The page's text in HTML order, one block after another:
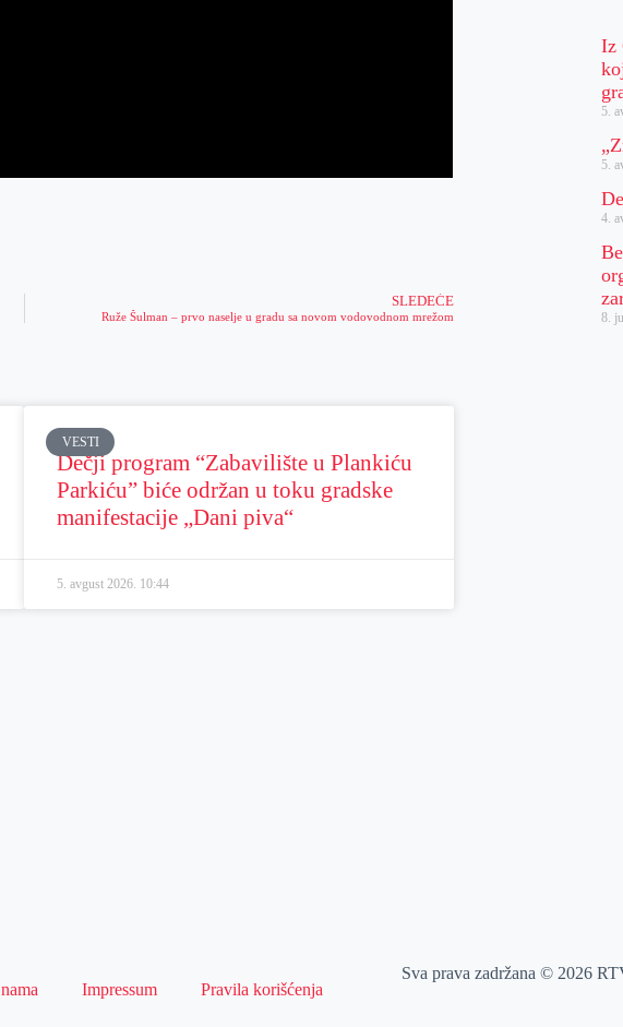
SLEDEĆE
Ruže Šulman – prvo naselje u gradu sa novom vodovodnom mrežom
VESTI
Dečji program “Zabavilište u Plankiću
Parkiću” biće održan u toku gradske
manifestacije „Dani piva“
5. avgust 2026. 10:44
Iz
5.
5.
4.
8.
Impressum Pravila korišćenja
Sva prava zadržana © 2026